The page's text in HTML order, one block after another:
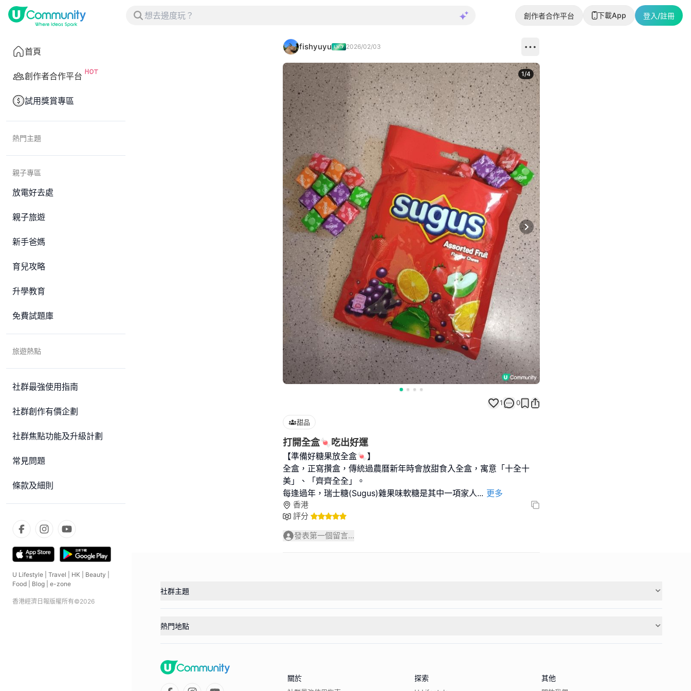
創作者合作平台 下載App 登入/註冊
首頁
創作者合作平台
試用獎賞專區
熱門主題
親子專區
放電好去處
親子旅遊
新手爸媽
育兒攻略
升學教育
免費試題庫
旅遊熱點
社群最強使用指南
社群創作有價企劃
社群焦點功能及升級計劃
常見問題
條款及細則
U Lifestyle Travel HK Beauty
Food
Blog e-zone
香港經濟日報版權所有©2026
fishyuyu 2026/02/03
Next slide
1/4
1 0
甜品
打開全盒🍬吃出好運
【準備好糖果放全盒🍬】
全盒，正寫攢盒，傳統過農曆新年時會放甜食入全盒，寓意「十全十
美」、「齊齊全全」。
每逢過年，瑞士糖(Sugus)雜果味軟糖是其中一項家人... 更多
香港
評分
發表第一個留言...
社群主題
熱門地點
關於 探索 其他